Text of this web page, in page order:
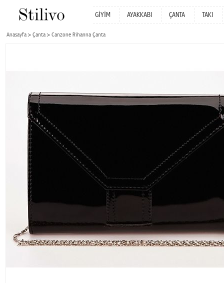
GİYİM AYAKKABI ÇANTA TAKI
Anasayfa Çanta Canzone Rihanna Çanta